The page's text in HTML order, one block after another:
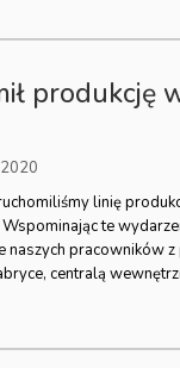
produkcję
linię
Wspominając te
naszych pracowników z
centralą